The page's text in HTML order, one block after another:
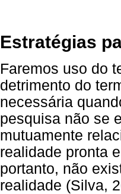
Estratégias
Faremos uso do
detrimento do
necessária
pesquisa não se
mutuamente
realidade pronta
portanto, não
realidade (Silva,